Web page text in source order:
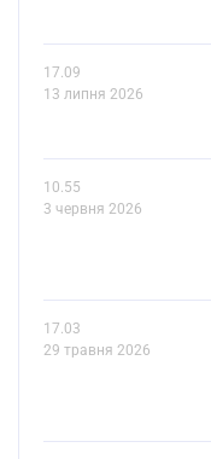
17.09
13 липня 2026
10.55
3 червня 2026
17.03
29 травня 2026